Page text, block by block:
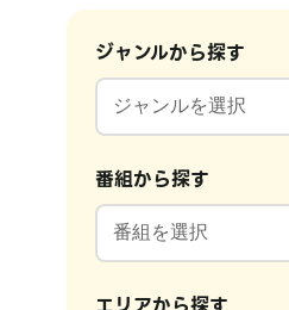
ジャンルから探す
番組から探す